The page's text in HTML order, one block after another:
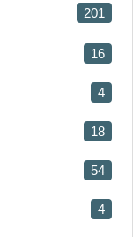
201
16
4
18
54
4